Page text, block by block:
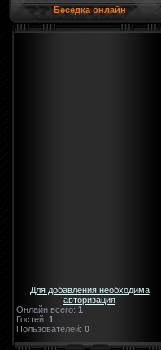
Беседка онлайн
Для добавления необходима
авторизация
Онлайн всего: 1
Гостей: 1
Пользователей: 0